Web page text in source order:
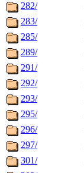
282/
283/
285/
289/
291/
292/
293/
295/
296/
297/
301/